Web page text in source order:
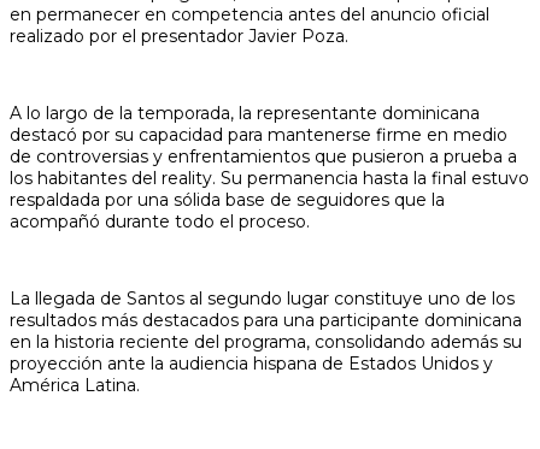
en permanecer en competencia antes del anuncio oficial
realizado por el presentador Javier Poza.
A lo largo de la temporada, la representante dominicana
destacó por su capacidad para mantenerse firme en medio
de controversias y enfrentamientos que pusieron a prueba a
los habitantes del reality. Su permanencia hasta la final estuvo
respaldada por una sólida base de seguidores que la
acompañó durante todo el proceso.
La llegada de Santos al segundo lugar constituye uno de los
resultados más destacados para una participante dominicana
en la historia reciente del programa, consolidando además su
proyección ante la audiencia hispana de Estados Unidos y
América Latina.